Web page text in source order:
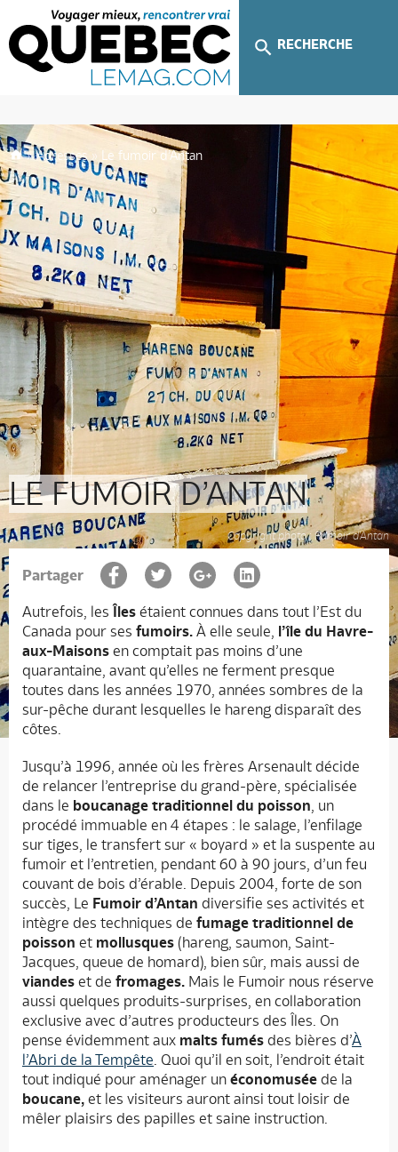
RECHERCHE
»Adresses » Le fumoir d’Antan
LE FUMOIR D’ANTAN
Copyright photo : Fumoir d'Antan
Partager
Autrefois, lesÎles étaient connues dans tout l’Est du
Canada pour ses fumoirs. À elle seule, l’île du Havre-
aux-Maisons en comptait pas moins d’une
quarantaine, avant qu’elles ne ferment presque
toutes dans les années 1970, années sombres de la
sur-pêche durant lesquelles le hareng disparaît des
côtes.
Jusqu’à 1996, année où les frères Arsenault décide
de relancer l’entreprise du grand-père, spécialisée
dans le boucanage traditionnel du poisson , un
procédé immuable en 4 étapes : le salage, l’enfilage
sur tiges, le transfert sur « boyard » et la suspente au
fumoir et l’entretien, pendant 60 à 90 jours, d’un feu
couvant de bois d’érable. Depuis 2004, forte de son
succès, Le Fumoir d’Antan diversifie ses activités et
intègre des techniques de fumage traditionnel de
poisson et mollusques (hareng, saumon, Saint-
Jacques, queue de homard), bien sûr, mais aussi de
viandes et de fromages. Mais le Fumoir nous réserve
aussi quelques produits-surprises, en collaboration
exclusive avec d’autres producteurs des Îles. On
pense évidemment aux malts fumés des bières d’À
l’Abri de la Tempête . Quoi qu’il en soit, l’endroit était
tout indiqué pour aménager un économusée de la
boucane, et les visiteurs auront ainsi tout loisir de
mêler plaisirs des papilles et saine instruction.